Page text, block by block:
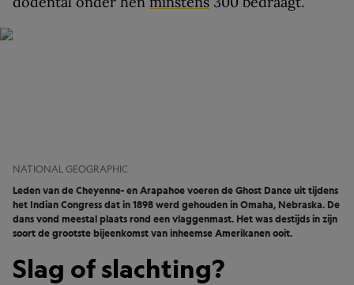
NATIONAL GEOGRAPHIC
Leden van de Cheyenne- en Arapahoe voeren de Ghost Dance uit tijdens
het Indian Congress dat in 1898 werd gehouden in Omaha, Nebraska. De
dans vond meestal plaats rond een vlaggenmast. Het was destijds in zijn
soort de grootste bijeenkomst van inheemse Amerikanen ooit.
Slag of slachting?